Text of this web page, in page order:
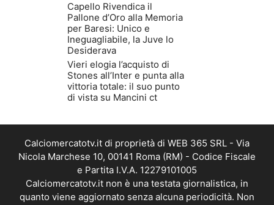
Capello Rivendica il
Pallone d’Oro alla Memoria
per Baresi: Unico e
Ineguagliabile, la Juve lo
Desiderava
Vieri elogia l’acquisto di
Stones all’Inter e punta alla
vittoria totale: il suo punto
di vista su Mancini ct
Calciomercatotv.it di proprietà di WEB 365 SRL - Via
Nicola Marchese 10, 00141 Roma (RM) - Codice Fiscale
e Partita I.V.A. 12279101005
Calciomercatotv.it non è una testata giornalistica, in
quanto viene aggiornato senza alcuna periodicità. Non